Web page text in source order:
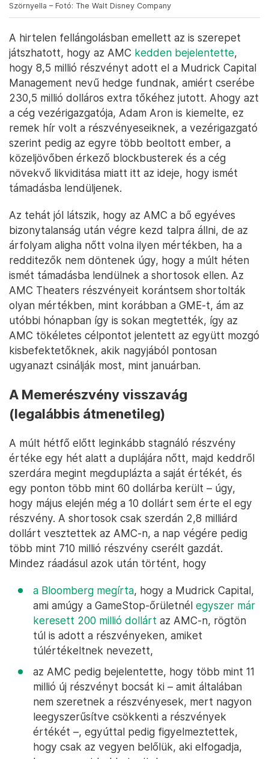
Szörnyella – Fotó: The Walt Disney Company
A hirtelen fellángolásban emellett az is szerepet
játszhatott, hogy az AMC kedden bejelentette,
hogy 8,5 millió részvényt adott el a Mudrick Capital
Management nevű hedge fundnak, amiért cserébe
230,5 millió dolláros extra tőkéhez jutott. Ahogy azt
a cég vezérigazgatója, Adam Aron is kiemelte, ez
remek hír volt a részvényeseiknek, a vezérigazgató
szerint pedig az egyre több beoltott ember, a
közeljövőben érkező blockbusterek és a cég
növekvő likviditása miatt itt az ideje, hogy ismét
támadásba lendüljenek.
Az tehát jól látszik, hogy az AMC a bő egyéves
bizonytalanság után végre kezd talpra állni, de az
árfolyam aligha nőtt volna ilyen mértékben, ha a
redditezők nem döntenek úgy, hogy a múlt héten
ismét támadásba lendülnek a shortosok ellen. Az
AMC Theaters részvényeit korántsem shortolták
olyan mértékben, mint korábban a GME-t, ám az
utóbbi hónapban így is sokan megtették, így az
AMC tökéletes célpontot jelentett az együtt mozgó
kisbefektetőknek, akik nagyjából pontosan
ugyanazt csinálják most, mint januárban.
A Memerészvény visszavág
(legalábbis átmenetileg)
A múlt hétfő előtt leginkább stagnáló részvény
értéke egy hét alatt a duplájára nőtt, majd keddről
szerdára megint megduplázta a saját értékét, és
egy ponton több mint 60 dollárba került – úgy,
hogy május elején még a 10 dollárt sem érte el egy
részvény. A shortosok csak szerdán 2,8 milliárd
dollárt vesztettek az AMC-n, a nap végére pedig
több mint 710 millió részvény cserélt gazdát.
Mindez ráadásul azok után történt, hogy
a Bloomberg megírta, hogy a Mudrick Capital,
ami amúgy a GameStop-őrületnél egyszer már
keresett 200 millió dollárt az AMC-n, rögtön
túl is adott a részvényeken, amiket
túlértékeltnek nevezett,
az AMC pedig bejelentette, hogy több mint 11
millió új részvényt bocsát ki – amit általában
nem szeretnek a részvényesek, mert nagyon
leegyszerűsítve csökkenti a részvények
értékét –, egyúttal pedig figyelmeztettek,
hogy csak az vegyen belőlük, aki elfogadja,